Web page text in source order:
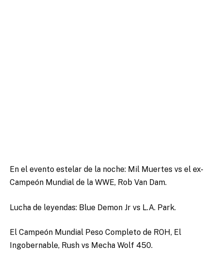
En el evento estelar de la noche: Mil Muertes vs el ex-
Campeón Mundial de la WWE, Rob Van Dam.
Lucha de leyendas: Blue Demon Jr vs L.A. Park.
El Campeón Mundial Peso Completo de ROH, El
Ingobernable, Rush vs Mecha Wolf 450.